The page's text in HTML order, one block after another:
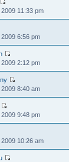
11:33 pm
6:56 pm
2:12 pm
8:40 am
9:48 pm
10:26 am